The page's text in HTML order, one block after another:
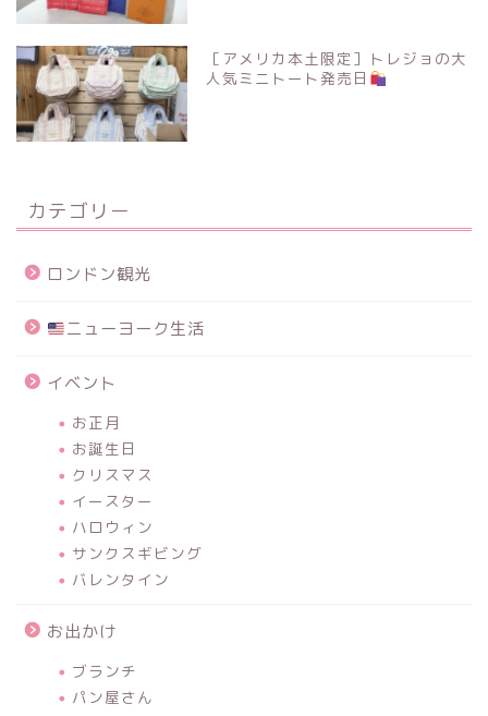
［アメリカ本土限定］トレジョの大
人気ミニトート発売日
カテゴリー
ロンドン観光
ニューヨーク生活
イベント
お正月
お誕生日
クリスマス
イースター
ハロウィン
サンクスギビング
バレンタイン
お出かけ
ブランチ
パン屋さん